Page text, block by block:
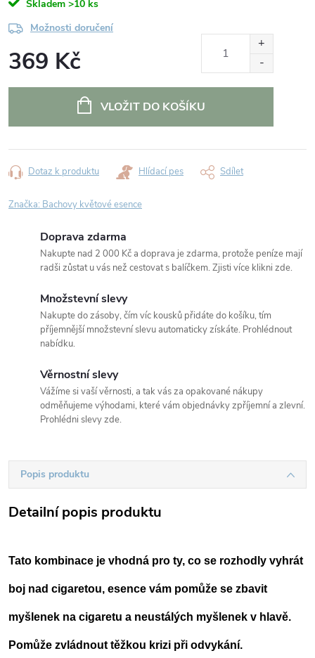
Skladem >10 ks
Možnosti doručení
369 Kč
VLOŽIT DO KOŠÍKU
Dotaz k produktu Hlídací pes Sdílet
Značka: Bachovy květové esence
Doprava zdarma
Nakupte nad 2 000 Kč a doprava je zdarma, protože peníze mají
radši zůstat u vás než cestovat s balíčkem. Zjisti více klikni zde.
Množstevní slevy
Nakupte do zásoby, čím víc kousků přidáte do košíku, tím
příjemnější množstevní slevu automaticky získáte. Prohlédnout
nabídku.
Věrnostní slevy
Vážíme si vaší věrnosti, a tak vás za opakované nákupy
odměňujeme výhodami, které vám objednávky zpříjemní a zlevní.
Prohlédni slevy zde.
Popis produktu
Detailní popis produktu
Tato kombinace je vhodná pro ty, co se rozhodly vyhrát
boj nad cigaretou, esence vám pomůže se zbavit
myšlenek na cigaretu a neustálých myšlenek v hlavě.
Pomůže zvládnout těžkou krizi při odvykání.